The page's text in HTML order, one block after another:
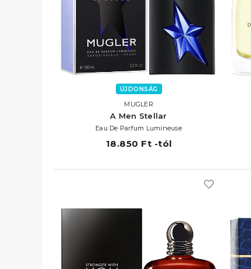
ÚJDONSÁG
MUGLER
A Men Stellar
Eau De Parfum Lumineuse
18.850 Ft -tól